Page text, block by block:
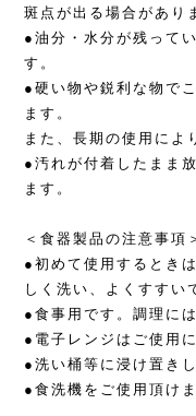
斑点が出る場合があり
●油分・水分が残って
す。
●硬い物や鋭利な物で
ます。
また、長期の使用によ
●汚れが付着したまま
ます。
＜食器製品の注意事項
●初めて使用するとき
しく洗い、よくすすい
●食事用です。調理に
●電子レンジはご使用
●洗い桶等に浸け置き
●食洗機をご使用頂けま